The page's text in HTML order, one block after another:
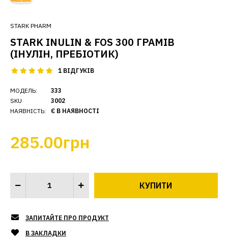
STARK PHARM
STARK INULIN & FOS 300 ГРАМІВ
(ІНУЛІН, ПРЕБІОТИК)
1 ВІДГУКІВ
МОДЕЛЬ:
SKU
НАЯВНІСТЬ:
333
3002
Є В НАЯВНОСТІ
285.00грн
ЗАПИТАЙТЕ ПРО ПРОДУКТ
В ЗАКЛАДКИ